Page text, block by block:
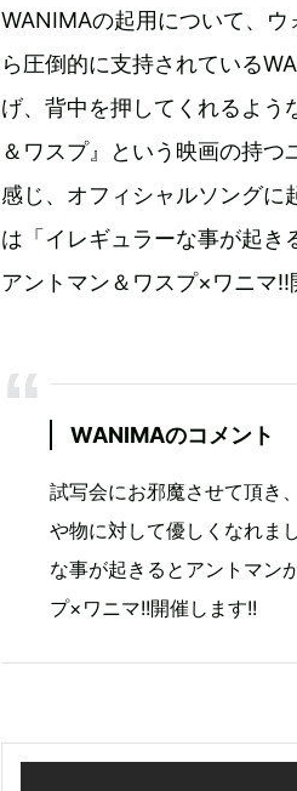
WANIMAの起用について、
ら圧倒的に支持されている
げ、背中を押してくれるよう
＆ワスプ』という映画の持つ
感じ、オフィシャルソング
は「イレギュラーな事が起き
アントマン＆ワスプ×ワニマ!!
WANIMAのコメント
試写会にお邪魔させて頂き
や物に対して優しくなれま
な事が起きるとアントマン
プ×ワニマ!!開催します!!